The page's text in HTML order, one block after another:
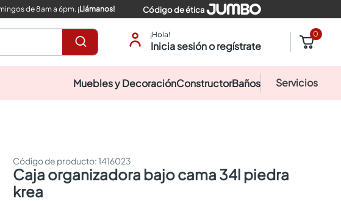
de 8am a 6pm. ¡Llámanos! Código de ética
¡Hola!
Inicia sesión o regístrate
0
Muebles y DecoraciónConstructorBaños Servicios
:1416023
caja organizadora bajo cama 34l piedra
krea